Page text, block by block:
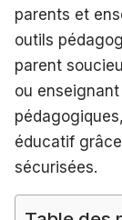
parents et
outils
parent
ou
éducatif
sécurisées.